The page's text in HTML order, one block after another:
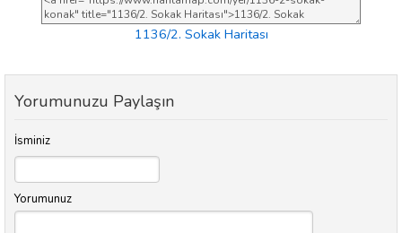
1136/2. Sokak Haritası
Yorumunuzu Paylaşın
İsminiz
Yorumunuz